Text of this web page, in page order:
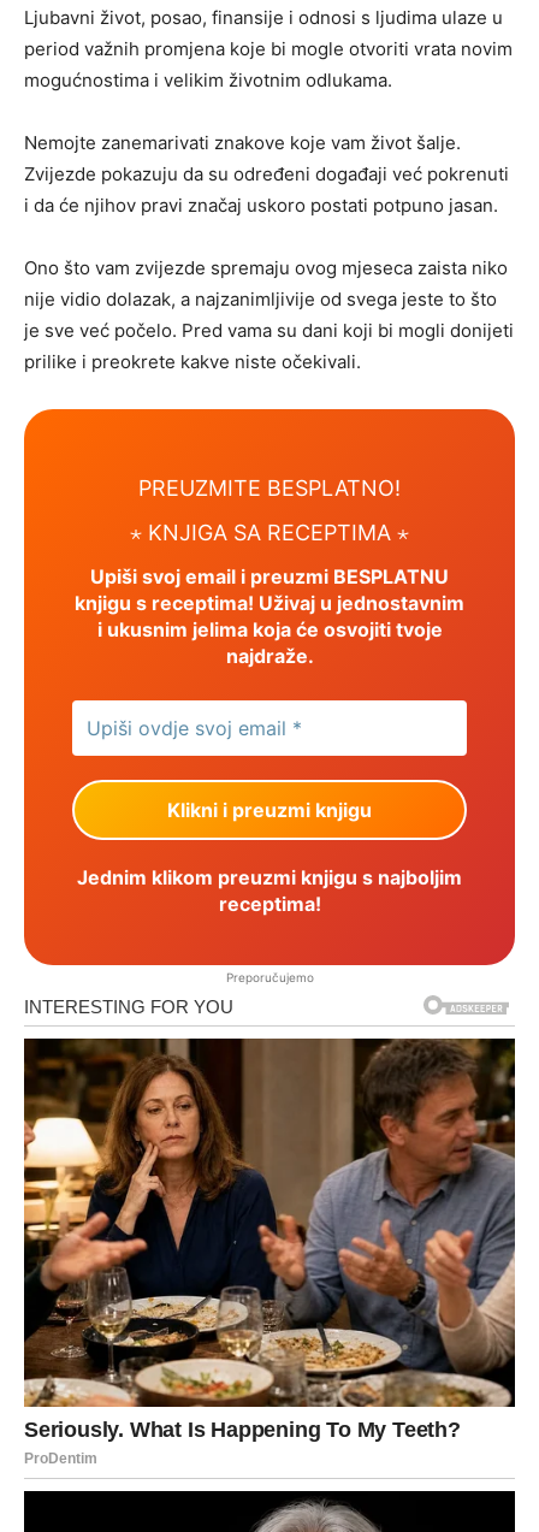
Ljubavni život, posao, finansije i odnosi s ljudima ulaze u
period važnih promjena koje bi mogle otvoriti vrata novim
mogućnostima i velikim životnim odlukama.
Nemojte zanemarivati znakove koje vam život šalje.
Zvijezde pokazuju da su određeni događaji već pokrenuti
i da će njihov pravi značaj uskoro postati potpuno jasan.
Ono što vam zvijezde spremaju ovog mjeseca zaista niko
nije vidio dolazak, a najzanimljivije od svega jeste to što
je sve već počelo. Pred vama su dani koji bi mogli donijeti
prilike i preokrete kakve niste očekivali.
PREUZMITE BESPLATNO!
⋆ KNJIGA SA RECEPTIMA ⋆
Upiši svoj email i preuzmi BESPLATNU
knjigu s receptima! Uživaj u jednostavnim
i ukusnim jelima koja će osvojiti tvoje
najdraže.
Jednim klikom preuzmi knjigu s najboljim
receptima!
Preporučujemo